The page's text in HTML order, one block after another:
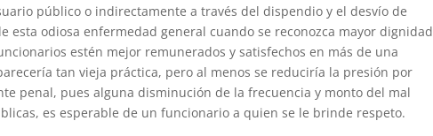
público o indirectamente a través del dispendio y el desvío de
esta odiosa enfermedad general cuando se reconozca mayor dignidad
estén mejor remunerados y satisfechos en más de una
tan vieja práctica, pero al menos se reduciría la presión por
penal, pues alguna disminución de la frecuencia y monto del mal
es esperable de un funcionario a quien se le brinde respeto.